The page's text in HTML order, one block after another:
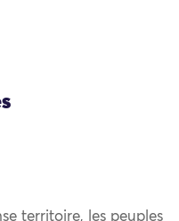
territoire, les peuples